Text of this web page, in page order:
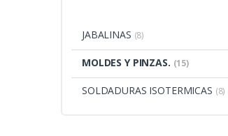
JABALINAS (8)
MOLDES Y PINZAS. (15)
SOLDADURAS ISOTERMICAS (8)